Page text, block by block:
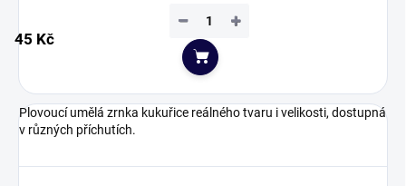
45 Kč
+
−
Do košíku
Plovoucí umělá zrnka kukuřice reálného tvaru i velikosti, dostupná
v různých příchutích.